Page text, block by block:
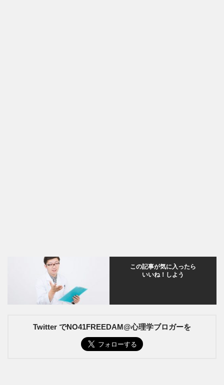
この記事が気に入ったら
いいね！しよう
Twitter でNO41FREEDAM@心理学ブロガーを